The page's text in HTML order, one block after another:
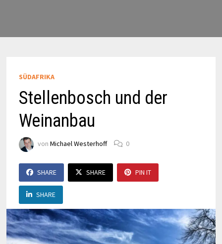
SÜDAFRIKA
Stellenbosch und der
Weinanbau
von Michael Westerhoff 0
SHARE SHARE PIN IT
SHARE